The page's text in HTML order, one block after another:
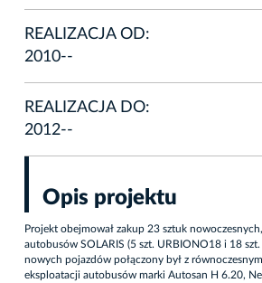
REALIZACJA OD:
2010--
REALIZACJA DO:
2012--
Opis projektu
Projekt obejmował zakup 23 sztuk
autobusów SOLARIS (5 szt. URBIONO18 i 18
nowych pojazdów połączony był z
eksploatacji autobusów marki Autosan H 6.20,